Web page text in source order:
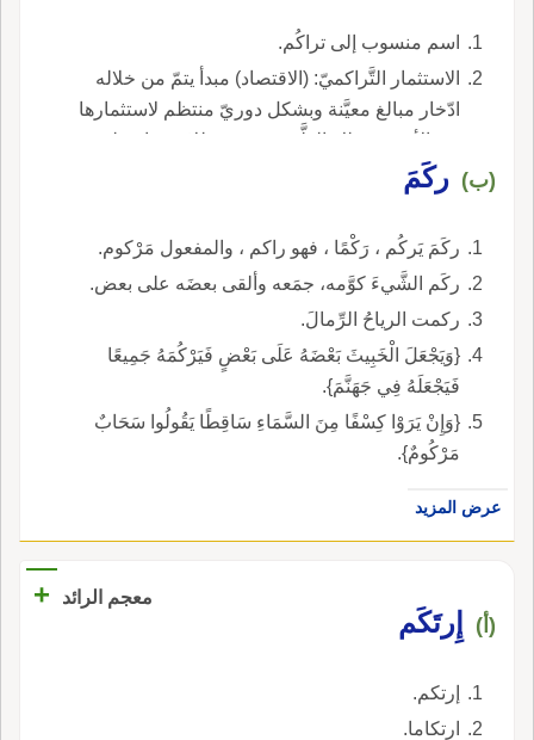
اسم منسوب إلى تراكُم.
الاستثمار التَّراكميّ: (الاقتصاد) مبدأ يتمّ من خلاله
ادّخار مبالغ معيَّنة وبشكل دوريّ منتظم لاستثمارها
في الأسهم، وتلك الطَّريقة مربحة للاستثمار على
المدى البعيد.
(ب) ركَمَ
ركَمَ يَركُم ، رَكْمًا ، فهو راكم ، والمفعول مَرْكوم.
ركَم الشَّيءَ كوَّمه، جمَعه وألقى بعضَه على بعض.
ركمت الرياحُ الرِّمالَ.
{وَيَجْعَلَ الْخَبِيثَ بَعْضَهُ عَلَى بَعْضٍ فَيَرْكُمَهُ جَمِيعًا
فَيَجْعَلَهُ فِي جَهَنَّمَ}.
{وَإِنْ يَرَوْا كِسْفًا مِنَ السَّمَاءِ سَاقِطًا يَقُولُوا سَحَابٌ
مَرْكُومٌ}.
عرض المزيد
معجم الرائد +
(أ) إِرتَكَم
إرتكم.
ارتكاما.